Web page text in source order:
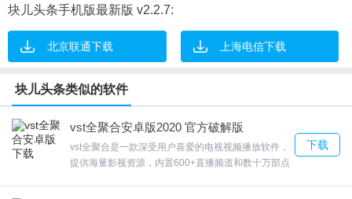
软件优势
1.海量最新精准的资讯信息，私人订制你的热点头条
2.海量的新闻资讯信息，在线随时进行关注
3.帐户积累金额，看新闻获得的收入，快捷提现或商城兑换，任你挑
选。
4.闹铃功能，看新闻的同时，快速通知你红包来了，狂赚不止；
5.实时热搜，一键激活所有新闻内容，不再担心错过热点资讯
；
6.海量新闻资讯，智能推荐，私人定制你的热点头条，红包时时有，
块儿头条手机版最新版 v2.2.7:
北京联通下载 上海电信下载
块儿头条类似的软件
vst全聚合安卓版2020 官方破解版
vst全聚合是一款深受用户喜爱的电视视频播放软件，
提供海量影视资源，内置600+直播频道和数十万部点
下载